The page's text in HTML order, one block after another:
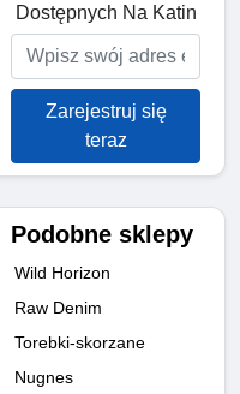
Dostępnych Na Katin
Zarejestruj się
teraz
Podobne sklepy
Wild Horizon
Raw Denim
Torebki-skorzane
Nugnes